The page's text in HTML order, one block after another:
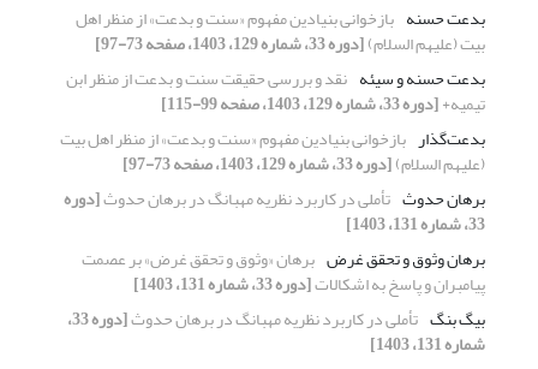
بدعت حسنه بازخوانی بنیادین مفهوم «سنت و بدعت» از منظر اهل
بیت (علیهم السلام)[دوره 33، شماره 129، 1403، صفحه 73-97]
بدعت حسنه و سیئه نقد و بررسی حقیقت سنت و بدعت از منظر ابن
تیمیه+[دوره 33، شماره 129، 1403، صفحه 99-115]
بدعت‌گذار بازخوانی بنیادین مفهوم «سنت و بدعت» از منظر اهل بیت
(علیهم السلام)[دوره 33، شماره 129، 1403، صفحه 73-97]
برهان حدوث تأملی در کاربرد نظریه مهبانگ در برهان حدوث[دوره
33، شماره 131، 1403]
برهان وثوق و تحقق غرض برهان «وثوق و تحقق غرض» بر عصمت
پیامبران و پاسخ به اشکالات[دوره 33، شماره 131، 1403]
بیگ بنگ تأملی در کاربرد نظریه مهبانگ در برهان حدوث [دوره 33،
شماره 131، 1403]